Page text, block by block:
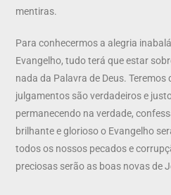
mentiras.
Para conhecermos a alegria
Evangelho, tudo terá que estar
nada da Palavra de Deus.
julgamentos são verdadeiros e
permanecendo na verdade,
brilhante e glorioso o Evangelho
todos os nossos pecados e
preciosas serão as boas novas de